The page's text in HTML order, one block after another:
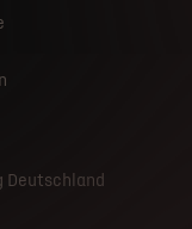
Deutschland